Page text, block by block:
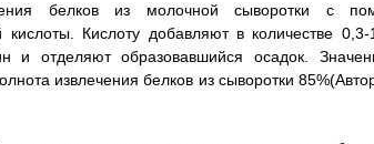
белков из молочной сыворотки с
кислоты. Кислоту добавляют в количестве
и отделяют образовавшийся осадок.
извлечения белков из сыворотки